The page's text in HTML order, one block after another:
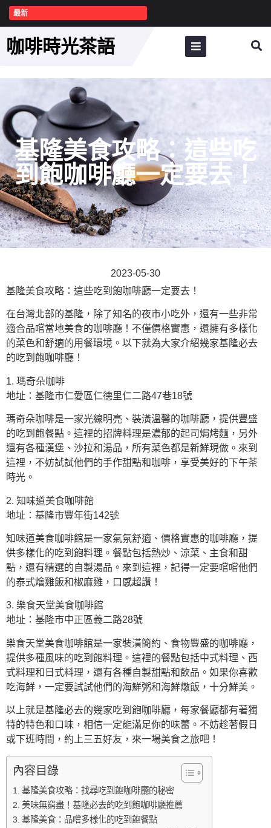
最新
咖啡時光茶語
基隆美食攻略：這些吃
到飽咖啡廳一定要去！
2023-05-30
基隆美食攻略：這些吃到飽咖啡廳一定要去！
在台灣北部的基隆，除了知名的夜市小吃外，還有一些非常
適合品嚐當地美食的咖啡廳！不僅價格實惠，還擁有多樣化
的菜色和舒適的用餐環境。以下就為大家介紹幾家基隆必去
的吃到飽咖啡廳！
1. 瑪奇朵咖啡
地址：基隆市仁愛區仁德里仁二路47巷18號
瑪奇朵咖啡是一家光線明亮、裝潢溫馨的咖啡廳，提供豐盛
的吃到飽餐點。這裡的招牌料理是濃郁的起司焗烤麵，另外
還有各種漢堡、沙拉和湯品，所有菜色都是新鮮現做。來到
這裡，不妨試試他們的手作甜點和咖啡，享受美好的下午茶
時光。
2. 知味道美食咖啡館
地址：基隆市豐年街142號
知味道美食咖啡館是一家氣氛舒適、價格實惠的咖啡廳，提
供多樣化的吃到飽料理。餐點包括熱炒、涼菜、主食和甜
點，還有精選的自製湯品。來到這裡，記得一定要嚐嚐他們
的泰式燴雞飯和椒麻雞，口感超讚！
3. 樂食天堂美食咖啡館
地址：基隆市中正區義二路28號
樂食天堂美食咖啡館是一家裝潢簡約、食物豐盛的咖啡廳，
提供多種風味的吃到飽料理。這裡的餐點包括中式料理、西
式料理和日式料理，還有各種自製甜點和飲品。如果你喜歡
吃海鮮，一定要試試他們的海鮮粥和海鮮燉飯，十分鮮美。
以上就是基隆必去的幾家吃到飽咖啡廳，每家餐廳都有著獨
特的特色和口味，相信一定能滿足你的味蕾。不妨趁著假日
或下班時間，約上三五好友，來一場美食之旅吧！
內容目錄
基隆美食攻略：找尋吃到飽咖啡廳的秘密
美味無窮盡！基隆必去的吃到飽咖啡廳推薦
基隆美食：品嚐多樣化的吃到飽餐點